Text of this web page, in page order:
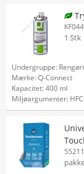
1 Stk
Undergruppe:
Mærke: Q-Connect
Kapacitet: 400 ml
Miljøargumenter:
55211